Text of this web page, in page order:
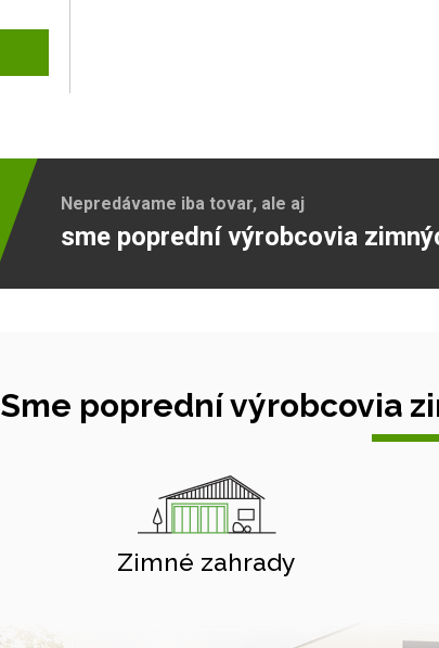
Nepredávame iba tovar, ale aj
sme poprední výrobcovia
Sme poprední výrobcovia
Zimné zahrady